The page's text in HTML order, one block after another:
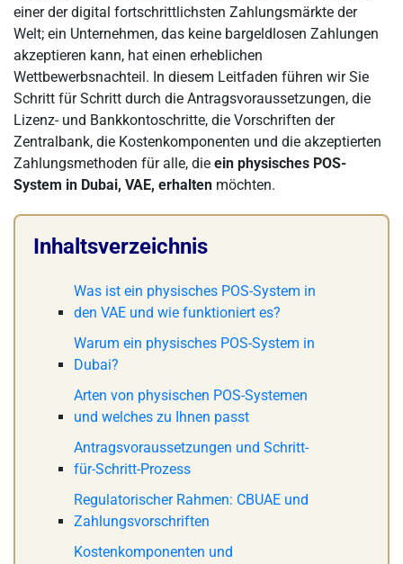
einer der digital fortschrittlichsten Zahlungsmärkte der
Welt; ein Unternehmen, das keine bargeldlosen Zahlungen
akzeptieren kann, hat einen erheblichen
Wettbewerbsnachteil. In diesem Leitfaden führen wir Sie
Schritt für Schritt durch die Antragsvoraussetzungen, die
Lizenz- und Bankkontoschritte, die Vorschriften der
Zentralbank, die Kostenkomponenten und die akzeptierten
Zahlungsmethoden für alle, die ein physisches POS-
System in Dubai, VAE, erhalten möchten.
Inhaltsverzeichnis
Was ist ein physisches POS-System in
den VAE und wie funktioniert es?
Warum ein physisches POS-System in
Dubai?
Arten von physischen POS-Systemen
und welches zu Ihnen passt
Antragsvoraussetzungen und Schritt-
für-Schritt-Prozess
Regulatorischer Rahmen: CBUAE und
Zahlungsvorschriften
Kostenkomponenten und